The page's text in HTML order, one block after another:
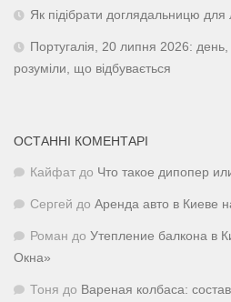
Як підібрати доглядальницю для
Португалія, 20 липня 2026: день,
розуміли, що відбувається
ОСТАННІ КОМЕНТАРІ
Кайфат до Что такое дипопер
Сергей до Аренда авто в Киеве
Роман до Утепление балкона в
Окна»
Тоня до Вареная колбаса: